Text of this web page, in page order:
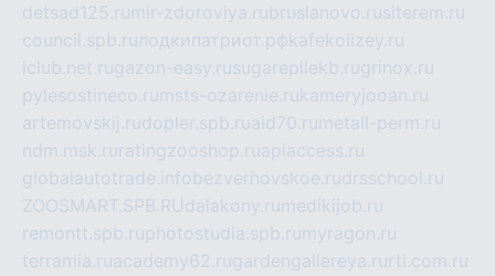
detsad125.ru mir-zdoroviya.rubruslanovo.rusiterem.ru
council.spb.ruлодкипатриот.рфkafekolizey.ru
iclub.net.rugazon-easy.rusugarepilekb.rugrinox.ru
pylesostineco.ru msts-ozarenie.rukameryjooan.ru
artemovskij.rudopler.spb.ruaid70.ru metall-perm.ru
ndm.msk.ru ratingzooshop.ruapiaccess.ru
globalautotrade.info bezverhovskoe.rudrsschool.ru
ZOOSMART.SPB.RUdalakony.ru medikijob.ru
remontt.spb.ruphotostudia.spb.ru myragon.ru
terramia.ruacademy62.rugardengallereya.ru rti.com.ru